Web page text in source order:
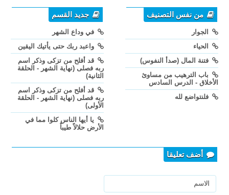
من نفس التصنيف
الجوار
الحياء
فتنة المال (صدأ النفوس)
باب الترهيب من مساوئ
الأخلاق - الدرس السادس
فلنتواضع لله
جديد القسم
في وداع الشهر
واعبد ربك حتى يأتيك اليقين
قد أفلح من تزكى وذكر اسم
ربه فصلى (نهاية الشهر - الحلقة
الثانية)
قد أفلح من تزكى وذكر اسم
ربه فصلى (نهاية الشهر - الحلقة
الأولى)
يا أيها الناس كلوا مما في
الأرض حلالاً طيباً
أضف تعليقا